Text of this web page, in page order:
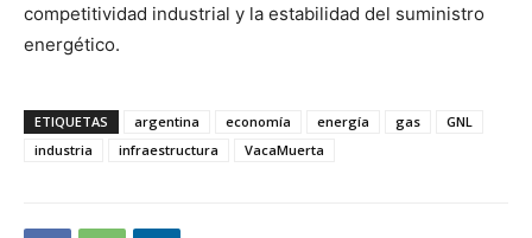
competitividad industrial y la estabilidad del suministro
energético.
ETIQUETAS argentina economía energía gas
GNL
industria
infraestructura VacaMuerta